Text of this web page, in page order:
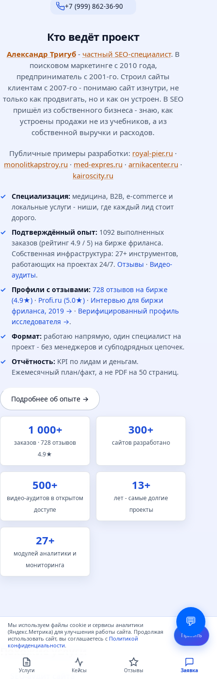
Контентная оптимизация и E-E-A-T
Ссылочное продвижение
Аналитика и отчётность
Какие работы входят в SEO-продвижение
Виды работ в SEO-продвижении
Технический аудит
Индексация, скорость, дубли,
микроразметка
Устранение блокеров роста
Семантика
по интентам, распределение
по страницам
Карта запросов для
коммерческие сигналы,
перелинковка
2-4 недели
Рост по НЧ/СЧ через 2-4 месяца
Контент-маркетинг
Посадочные, экспертные
Яндекс.Карты, Google Business,
отзывы, гео-страницы
2-4 недели
+7 (999) 862-36-90
Кто ведёт проект
Александр Тригуб- частный SEO-специалист. В
поисковом маркетинге с 2010 года,
предприниматель с 2001-го. Строил сайты
клиентам с 2007-го - понимаю сайт изнутри, не
только как продвигать, но и как он устроен. В SEO
пришёл из собственного бизнеса - знаю, как
устроены продажи не из учебников, а из
собственной выручки и расходов.
Публичные примеры разработки: royal-pier.ru ·
monolitkapstroy.ru · med-expres.ru · arnikacenter.ru ·
kairoscity.ru
Специализация: медицина, B2B, e-commerce и
локальные услуги - ниши, где каждый лид стоит
дорого.
Подтверждённый опыт: 1092 выполненных
заказов (рейтинг 4.9 / 5) на бирже фриланса.
Собственная инфраструктура: 27+ инструментов,
работающих на проектах 24/7. Отзывы · Видео-
аудиты.
Профили с отзывами: 728 отзывов на бирже
(4.9★) · Profi.ru (5.0★) · Интервью для биржи
фриланса, 2019 → · Верифицированный профиль
исследователя →.
Формат: работаю напрямую, один специалист на
проект - без менеджеров и субподрядных цепочек.
Отчётность: KPI по лидам и деньгам.
Ежемесячный план/факт, а не PDF на 50 страниц.
Подробнее об опыте →
1 000+
заказов · 728 отзывов
4.9★
300+
сайтов разработано
500+
видео-аудитов в открытом
доступе
13+
лет - самые долгие
проекты
27+
модулей аналитики и
мониторинга
Похожие услуги
SEO-аудит сайта
Услуги Кейсы Отзывы Заявка
Мы используем файлы cookie и сервисы аналитики
(Яндекс.Метрика) для улучшения работы сайта. Продолжая
использовать сайт, вы соглашаетесь с Политикой
конфиденциальности.
Принять
💬